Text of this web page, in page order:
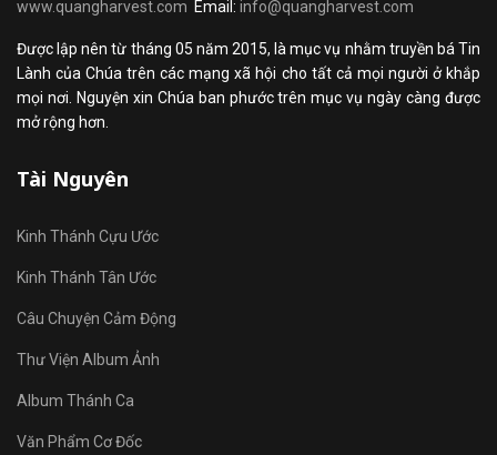
www.quangharvest.com Email: info@quangharvest.com
Được lập nên từ tháng 05 năm 2015, là mục vụ nhằm truyền bá Tin
Lành của Chúa trên các mạng xã hội cho tất cả mọi người ở khắp
mọi nơi. Nguyện xin Chúa ban phước trên mục vụ ngày càng được
mở rộng hơn.
Tài Nguyên
Kinh Thánh Cựu Ước
Kinh Thánh Tân Ước
Câu Chuyện Cảm Động
Thư Viện Album Ảnh
Album Thánh Ca
Văn Phẩm Cơ Đốc